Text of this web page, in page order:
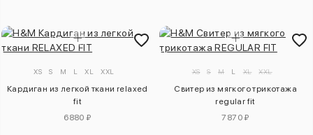
XS S M L XL XXL
Кардиган из легкой ткани relaxed
fit
6880 ₽
XS S M L XL XXL
Свитер из мягкого трикотажа
regular fit
7870 ₽